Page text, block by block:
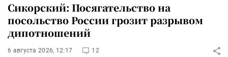
Сикорский: Посягательство на
посольство России грозит разрывом
дипотношений
6 августа 2026, 12:17 12